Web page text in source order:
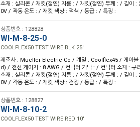
소재 : 실리콘 / 재킷(절연) 지름 : / 재킷(절연) 두께 : / 길이
0V / 작동 온도 : / 재킷 색상 : 적색 / 등급 : / 특징 :
상품번호 : 128828
WI-M-8-25-0
COOLFLEX50 TEST WIRE BLK 25'
제조사 : Mueller Electric Co / 계열 : Coolflex45 / 케이블
d) / 전선 게이지 : 8 AWG / 컨덕터 가닥 : / 컨덕터 소재 : 구
소재 : 실리콘 / 재킷(절연) 지름 : / 재킷(절연) 두께 : / 길이
0V / 작동 온도 : / 재킷 색상 : 검정 / 등급 : / 특징 :
상품번호 : 128827
WI-M-8-10-2
COOLFLEX50 TEST WIRE RED 10'